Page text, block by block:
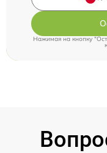
Нажимая на кнопку